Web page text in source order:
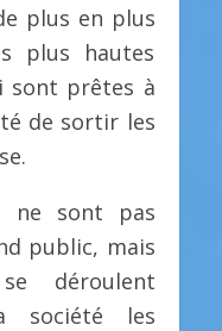
plus en plus
plus hautes
sont prêtes à
de sortir les
ne sont pas
public, mais
déroulent
société les